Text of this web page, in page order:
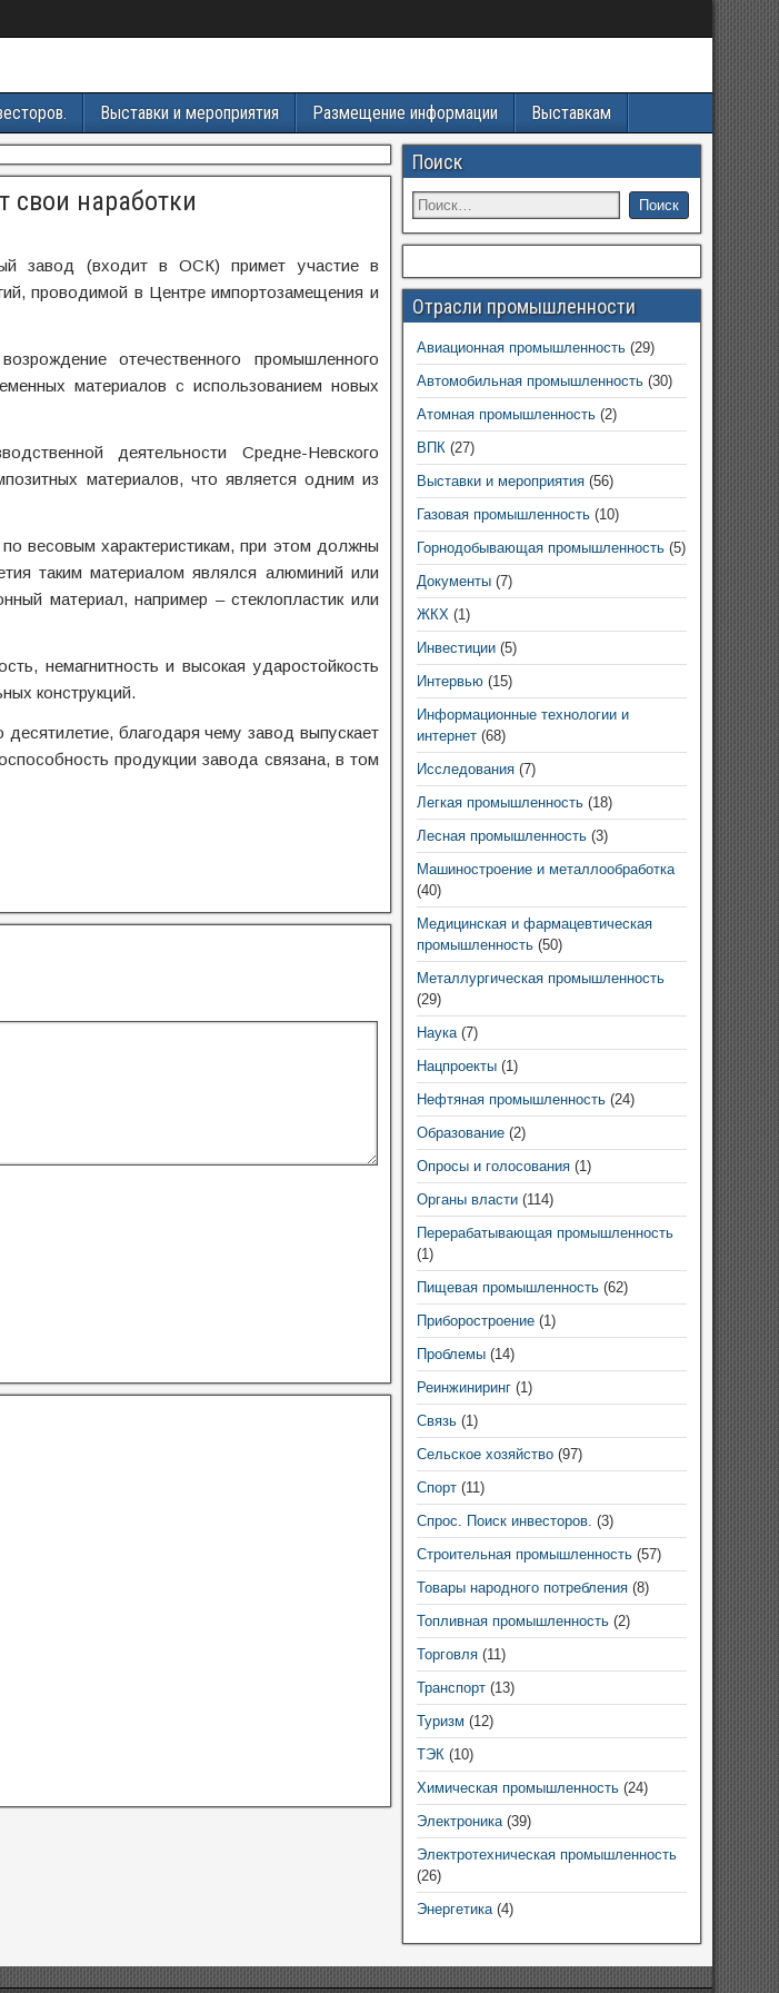
Выставки и мероприятия Размещение информации Выставкам
свои наработки
завод (входит в ОСК) примет участие в
проводимой в Центре импортозамещения и
отечественного промышленного
материалов с использованием новых
деятельности Средне-Невского
материалов, что является одним из
весовым характеристикам, при этом должны
таким материалом являлся алюминий или
материал, например – стеклопластик или
немагнитность и высокая ударостойкость
конструкций.
благодаря чему завод выпускает
продукции завода связана, в том
Поиск
Отрасли промышленности
Авиационная промышленность(29)
Автомобильная промышленность(30)
Атомная промышленность(2)
ВПК(27)
Выставки и мероприятия(56)
Газовая промышленность(10)
Горнодобывающая промышленность(5)
Документы(7)
ЖКХ(1)
Инвестиции(5)
Интервью(15)
Информационные технологии и
интернет(68)
Исследования(7)
Легкая промышленность(18)
Лесная промышленность(3)
Машиностроение и металлообработка
(40)
Медицинская и фармацевтическая
промышленность(50)
Металлургическая промышленность
(29)
Наука(7)
Нацпроекты(1)
Нефтяная промышленность(24)
Образование(2)
Опросы и голосования(1)
Органы власти(114)
Перерабатывающая промышленность
(1)
Пищевая промышленность(62)
Приборостроение(1)
Проблемы(14)
Реинжиниринг(1)
Связь(1)
Сельское хозяйство(97)
Спорт(11)
Спрос. Поиск инвесторов. (3)
Строительная промышленность(57)
Товары народного потребления(8)
Топливная промышленность(2)
Торговля(11)
Транспорт(13)
Туризм (12)
ТЭК(10)
Химическая промышленность(24)
Электроника(39)
Электротехническая промышленность
(26)
Энергетика(4)